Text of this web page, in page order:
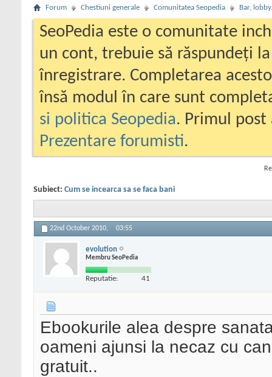
Forum Chestiuni generale Comunitatea Seopedia Bar,
SeoPedia este o comunitate
un cont, trebuie să răspundeți
înregistrare. Completarea
însă modul în care sunt
si politica Seopedia. Primul
Prezentare forumisti.
Subiect: Cum se incearca sa se faca bani
22nd October 2010, 03:55
evolution
Membru SeoPedia
Reputatie: 41
Ebookurile alea despre
oameni ajunsi la necaz cu
gratuit..